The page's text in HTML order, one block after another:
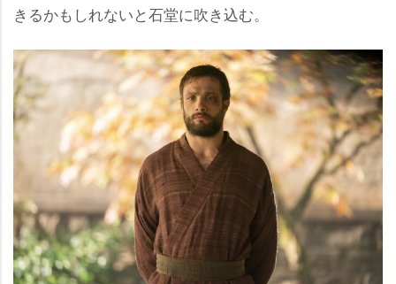
きるかもしれないと石堂に吹き込む。